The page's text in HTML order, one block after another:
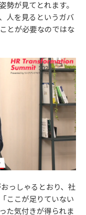
勢が見てとれます。
人を見るというガバ
とが必要なのではな
っしゃるとおり、社
ここが足りていない
た気付きが得られま